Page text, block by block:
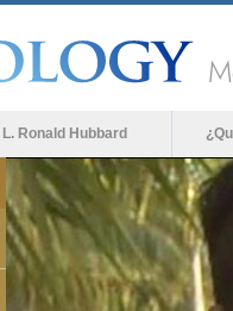
L. Ronald Hubbard